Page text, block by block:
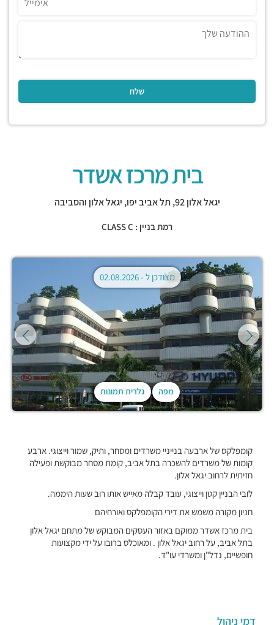
בית מרכז אשדר
יגאל אלון 92, תל אביב יפו, יגאל אלון והסביבה
רמת בניין : CLASS C
מפה גלרית תמונות
מצודכן ל -02.08.2026
קומפלקס של ארבעה בנייניי משרדים ומסחר, ותיק, שמור וייצוגי. ארבע
קומות של משרדים להשכרה בתל אביב, קומת מסחר מבוקשת ופעילה
חזיתית לרחוב יגאל אלון.
לובי הבניין קטן וייצוגי, עובד קבלה מאייש אותו רוב שעות היממה.
חניון מקורה משמש את דירי הקומפלקס ואורחיהם
בית מרכז אשדר ממוקם באזור העסקים המבוקש של מתחם יגאל אלון
בתל אביב, על רחוב יגאל אלון . ומאוכלס ברובו על ידי מקצועות
חופשיים, נדל"ן ומשרדי עו"ד.
דמי ניהול